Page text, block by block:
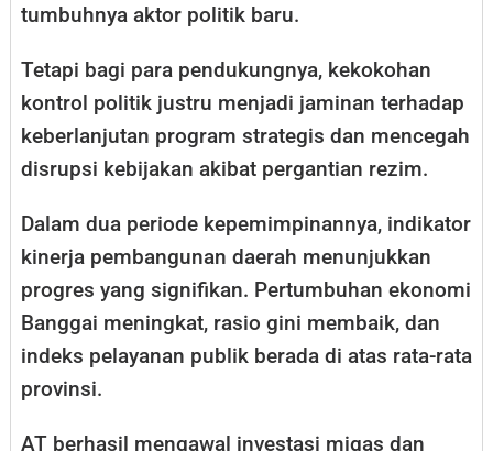
tumbuhnya aktor politik baru.
Tetapi bagi para pendukungnya, kekokohan
kontrol politik justru menjadi jaminan terhadap
keberlanjutan program strategis dan mencegah
disrupsi kebijakan akibat pergantian rezim.
Dalam dua periode kepemimpinannya, indikator
kinerja pembangunan daerah menunjukkan
progres yang signifikan. Pertumbuhan ekonomi
Banggai meningkat, rasio gini membaik, dan
indeks pelayanan publik berada di atas rata-rata
provinsi.
AT berhasil mengawal investasi migas dan